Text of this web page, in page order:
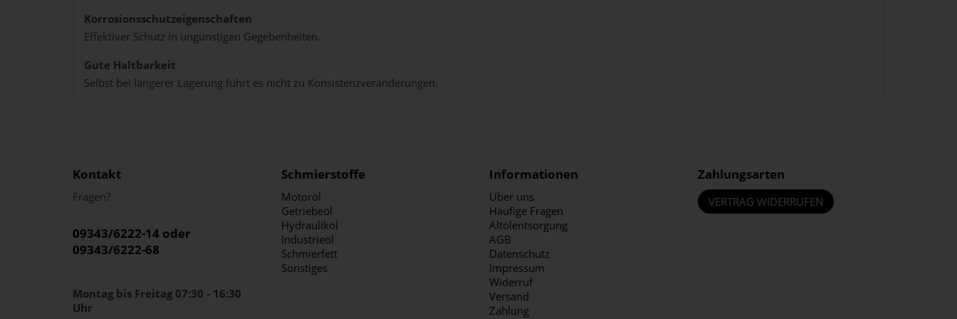
Korrosionsschutzeigenschaften
Effektiver Schutz in ungünstigen Gegebenheiten.
Gute Haltbarkeit
Selbst bei längerer Lagerung führt es nicht zu Konsistenzveränderungen.
Kontakt
Fragen?
09343/6222-14 oder
09343/6222-68
Montag bis Freitag 07:30 - 16:30
Uhr
Schmierstoffe
Motoröl
Getriebeöl
Hydrauliköl
Industrieöl
Schmierfett
Sonstiges
Informationen
Über uns
Häufige Fragen
Altölentsorgung
AGB
Datenschutz
Impressum
Widerruf
Versand
Zahlung
Zahlungsarten
VERTRAG WIDERRUFEN